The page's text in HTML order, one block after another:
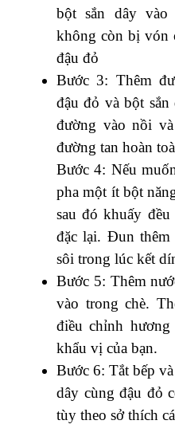
bột sắn dây
không còn bị vón
đậu đỏ
Bước 3: Thêm
đậu đỏ và bột sắn
đường vào nồi
đường tan hoàn
Bước 4: Nếu
pha một ít bột
sau đó khuấy
đặc lại. Đun thêm
sôi trong lúc kết
Bước 5: Thêm
vào trong chè.
điều chỉnh
khẩu vị của bạn.
Bước 6: Tắt bếp
dây cùng đậu đỏ
tùy theo sở thích